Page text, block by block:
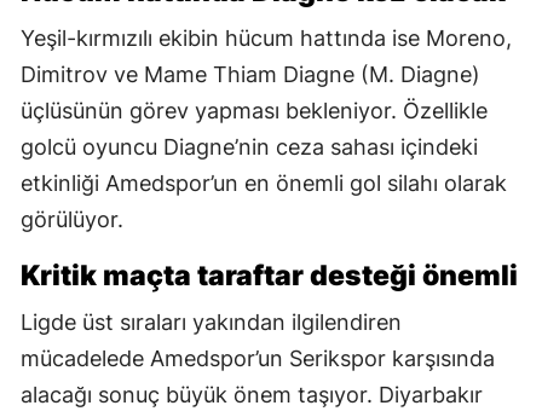
Yeşil-kırmızılı ekibin hücum hattında ise Moreno,
Dimitrov ve Mame Thiam Diagne (M. Diagne)
üçlüsünün görev yapması bekleniyor. Özellikle
golcü oyuncu Diagne’nin ceza sahası içindeki
etkinliği Amedspor’un en önemli gol silahı olarak
görülüyor.
Kritik maçta taraftar desteği önemli
Ligde üst sıraları yakından ilgilendiren
mücadelede Amedspor’un Serikspor karşısında
alacağı sonuç büyük önem taşıyor. Diyarbakır